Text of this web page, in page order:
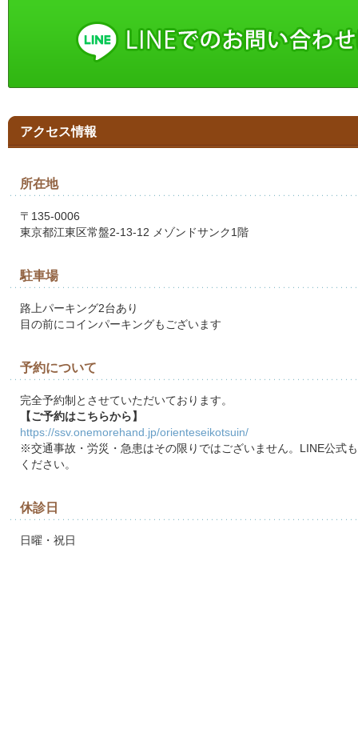
アクセス情報
所在地
〒135-0006
東京都江東区常盤2-13-12 メゾンドサンク1階
駐車場
路上パーキング2台あり
目の前にコインパーキングもございます
予約について
完全予約制とさせていただいております。
【ご予約はこちらから】
https://ssv.onemorehand.jp/orienteseikotsuin/
※交通事故・労災・急患はその限りではございません。LINE公式
ください。
休診日
日曜・祝日